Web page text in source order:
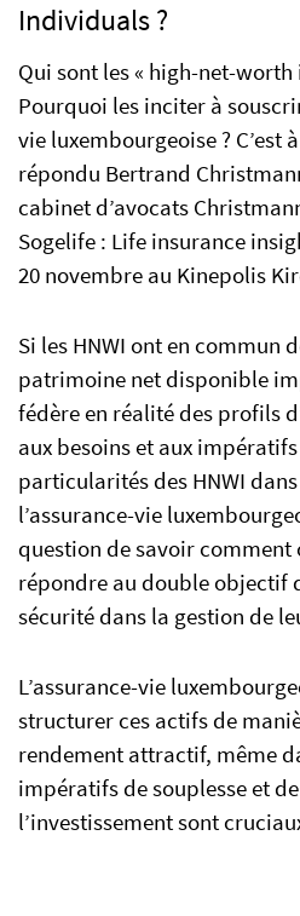
Individuals ?
Qui sont les « high-net-
Pourquoi les inciter à
vie luxembourgeoise ? C’est
répondu Bertrand
cabinet d’avocats
Sogelife : Life insurance
20 novembre au Kinepolis
Si les HNWI ont en commun
patrimoine net disponible
fédère en réalité des profils
aux besoins et aux
particularités des HNWI
l’assurance-vie
question de savoir
répondre au double objectif
sécurité dans la gestion de
L’assurance-vie
structurer ces actifs de
rendement attractif, même
impératifs de souplesse et
l’investissement sont